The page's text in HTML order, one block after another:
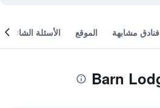
فنادق مشابهة الموقع الأسئلة الشائعة